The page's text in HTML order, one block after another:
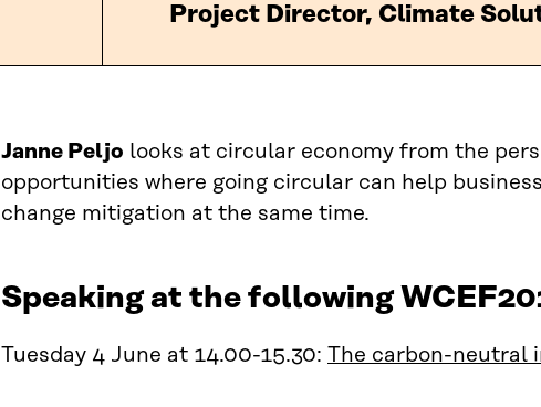
Project Director, Climate
Janne Peljo looks at circular economy from the
opportunities where going circular can help
change mitigation at the same time.
Speaking at the following
Tuesday 4 June at 14.00-15.30: The carbon-neutral